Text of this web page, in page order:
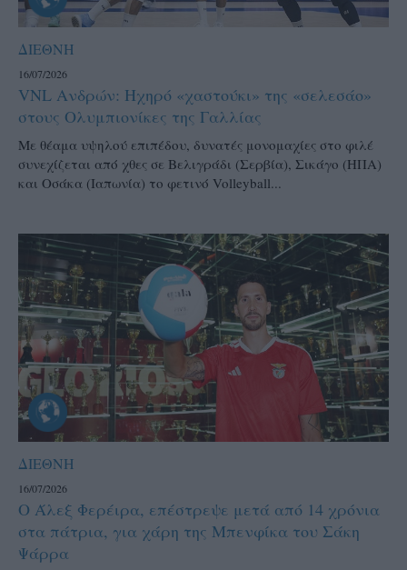
ΔΙΕΘΝΗ
16/07/2026
VNL Ανδρών: Ηχηρό «χαστούκι» της «σελεσάο»
στους Ολυμπιονίκες της Γαλλίας
Mε θέαμα υψηλού επιπέδου, δυνατές μονομαχίες στο φιλέ
συνεχίζεται από χθες σε Βελιγράδι (Σερβία), Σικάγο (ΗΠΑ)
και Οσάκα (Ιαπωνία) το φετινό Volleyball...
ΔΙΕΘΝΗ
16/07/2026
Ο Άλεξ Φερέιρα, επέστρεψε μετά από 14 χρόνια
στα πάτρια, για χάρη της Μπενφίκα του Σάκη
Ψάρρα